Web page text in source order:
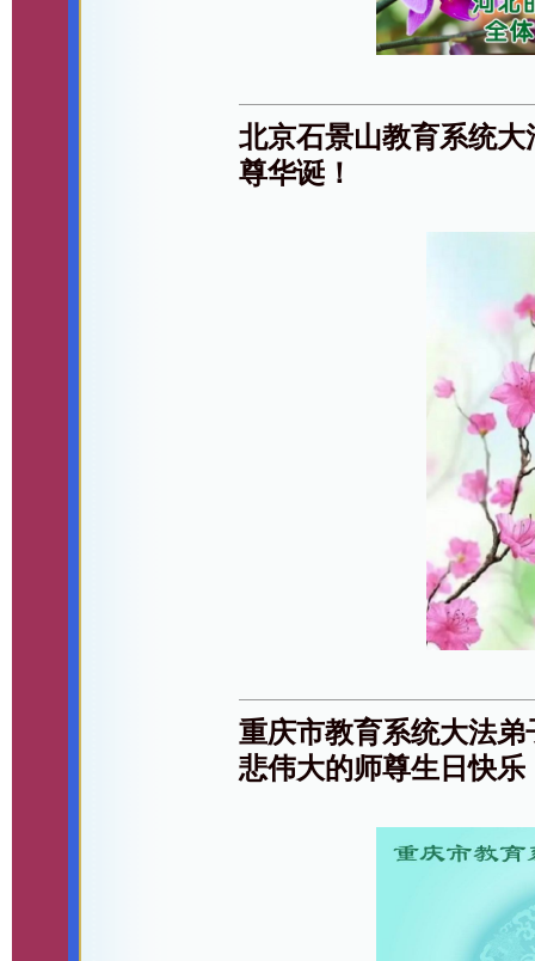
北京石景山教育系统
尊华诞！
重庆市教育系统大法
悲伟大的师尊生日快乐